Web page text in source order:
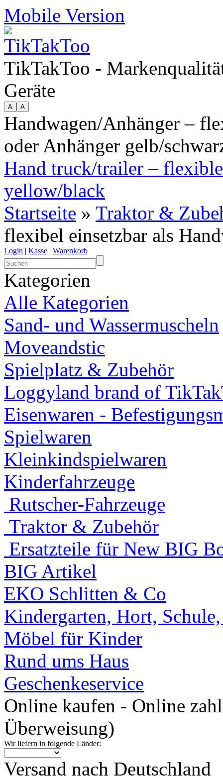
Mobile Version
TikTakToo -
Geräte
Handwagen/Anhänger –
oder Anhänger gelb/
Hand truck/trailer –
yellow/black
Startseite » Traktor &
flexibel einsetzbar als
Login | Kasse | Warenkorb
Kategorien
Alle Kategorien
Sand- und Wassermuscheln
Moveandstic
Spielplatz & Zubehör
Loggyland brand of
Eisenwaren -
Spielwaren
Kleinkindspielwaren
Kinderfahrzeuge
Rutscher-Fahrzeuge
Traktor & Zubehör
Ersatzteile für New BIG
BIG Artikel
EKO Schlitten & Co
Kindergarten, Hort,
Möbel für Kinder
Rund ums Haus
Geschenkeservice
Online kaufen - Online
Überweisung)
Wir liefern in folgende Länder:
Versand nach Deutschland